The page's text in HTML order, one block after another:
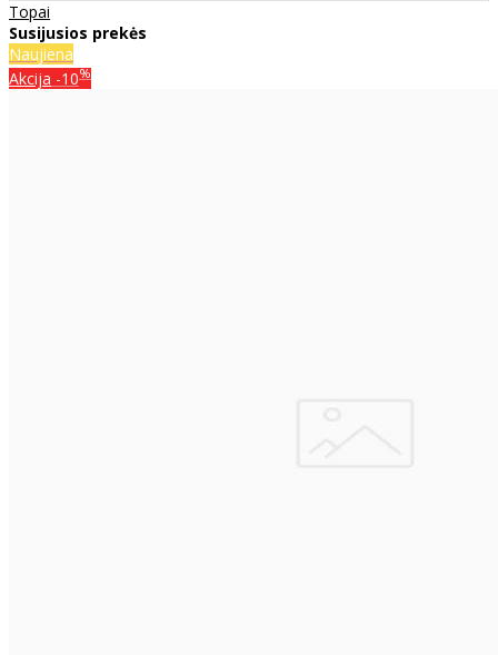
Topai
Susijusios prekės
Naujiena
Akcija -10%